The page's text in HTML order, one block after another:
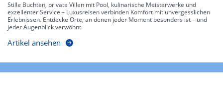
Stille Buchten, private Villen mit Pool, kulinarische Meisterwerke und
exzellenter Service – Luxusreisen verbinden Komfort mit unvergesslichen
Erlebnissen. Entdecke Orte, an denen jeder Moment besonders ist – und
jeder Augenblick verwöhnt.
Artikel ansehen